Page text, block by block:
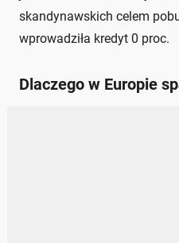
skandynawskich celem
wprowadziła kredyt 0 proc.
Dlaczego w Europie